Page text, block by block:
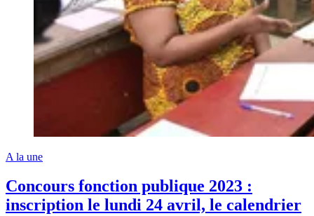
A la une
Concours fonction publique 2023 :
inscription le lundi 24 avril, le calendrier